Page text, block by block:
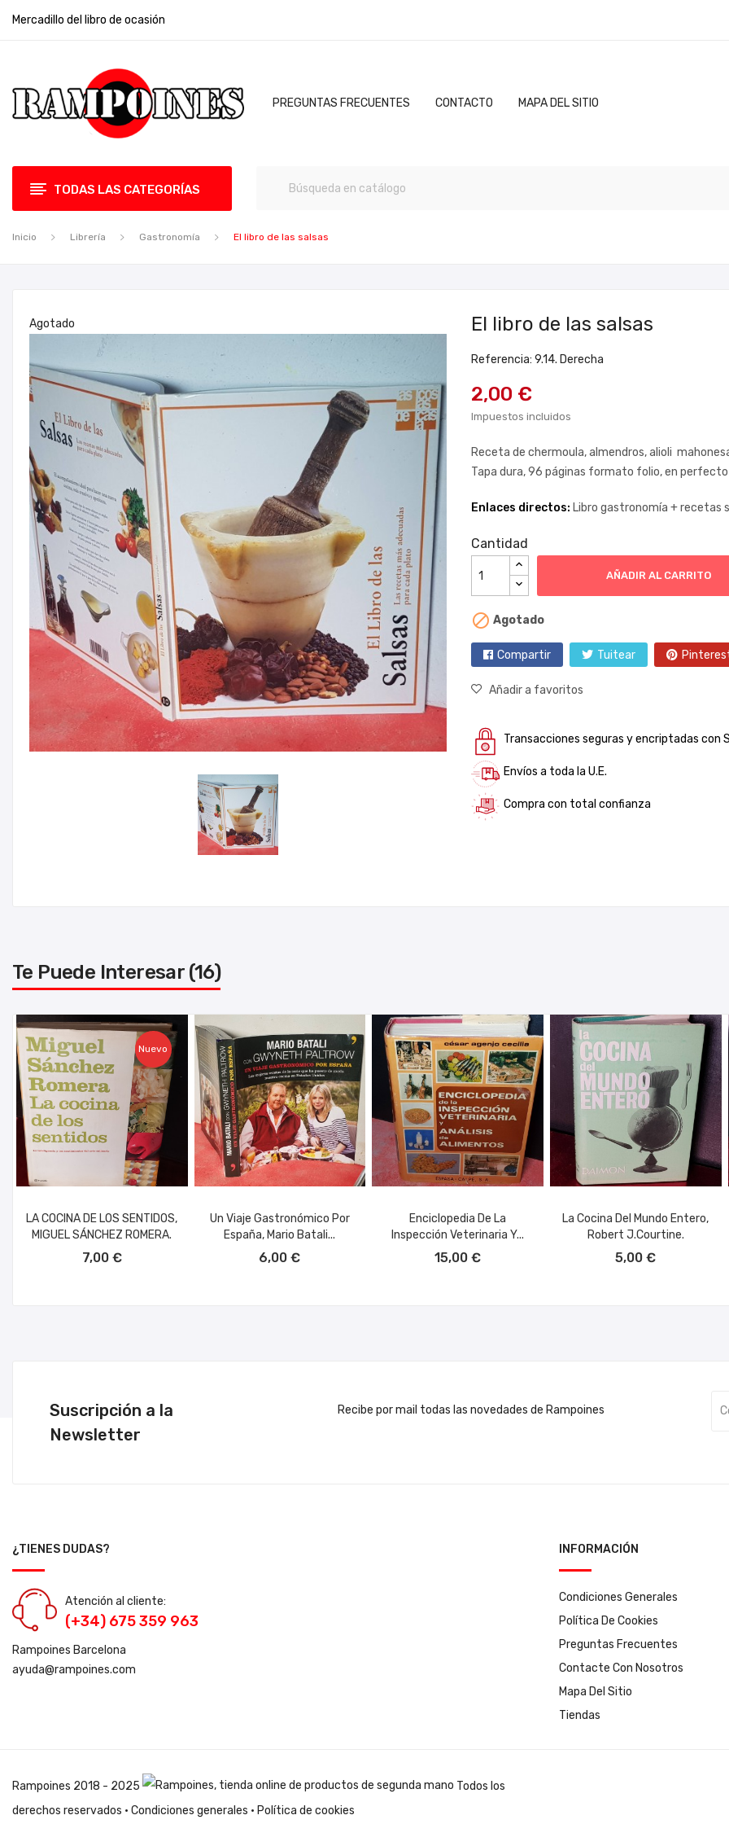
Mercadillo del libro de ocasión
PREGUNTAS FRECUENTES CONTACTO MAPA DEL SITIO
TODAS LAS CATEGORÍAS
Inicio Librería Gastronomía El libro de las salsas
Agotado El libro de las salsas
Referencia: 9.14. Derecha
2,00 €
Impuestos incluidos
Receta de chermoula, almendros, alioli
Tapa dura, 96 páginas formato folio, en
Enlaces directos: Libro gastronomía +recetas
Cantidad
AÑADIR AL CARRITO
 Agotado
Compartir Tuitear
Añadir a favoritos
Transacciones seguras y encriptadas con
Envíos a toda la U.E.
Compra con total confianza
Te Puede Interesar (16)
Nuevo
LA COCINA DE LOS SENTIDOS,
MIGUEL SÁNCHEZ ROMERA.
7,00 €
Un Viaje Gastronómico Por
España, Mario Batali...
6,00 €
Enciclopedia De La
Inspección Veterinaria Y...
15,00 €
La Cocina Del Mundo Entero,
Robert J.Courtine.
5,00 €
Suscripción a la
Newsletter
Recibe por mail todas las novedades de Rampoines
¿TIENES DUDAS?
Atención al cliente:
(+34) 675 359 963
Rampoines Barcelona
ayuda@rampoines.com
INFORMACIÓN
Condiciones Generales
Política De Cookies
Preguntas Frecuentes
Contacte Con Nosotros
Mapa Del Sitio
Tiendas
Rampoines 2018 - 2025
Todos los
derechos reservados · Condiciones generales · Política de cookies